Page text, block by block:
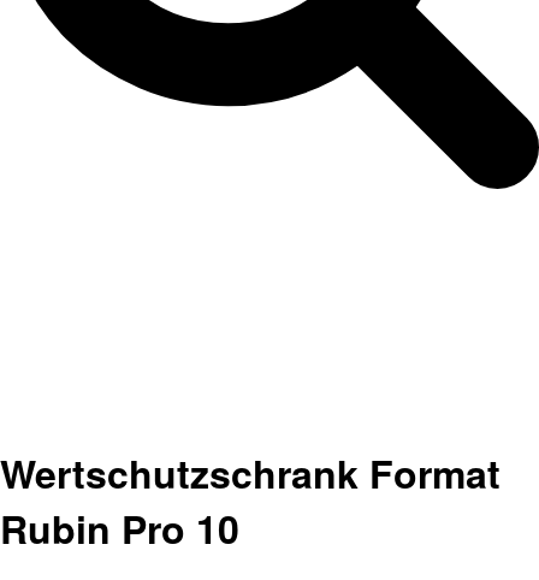
Wertschutzschrank Format
Rubin Pro 10